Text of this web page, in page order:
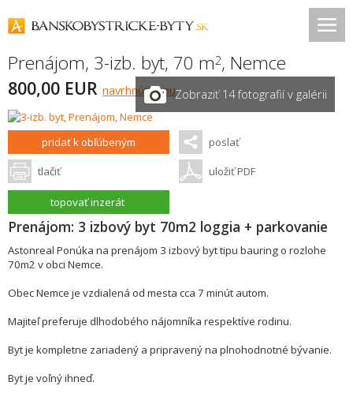
Prenájom, 3-izb. byt, 70 m2, Nemce
800,00 EUR navrhnúť cenuZobraziť 14 fotografií v galérii
pridať k obľúbeným poslať
tlačiť uložiť PDF
topovať inzerát
Prenájom: 3 izbový byt 70m2 loggia + parkovanie
Astonreal Ponúka na prenájom 3 izbový byt tipu bauring o rozlohe
70m2 v obci Nemce.
Obec Nemce je vzdialená od mesta cca 7 minút autom.
Majiteľ preferuje dlhodobého nájomníka respektíve rodinu.
Byt je kompletne zariadený a pripravený na plnohodnotné bývanie.
Byt je voľný ihneď.